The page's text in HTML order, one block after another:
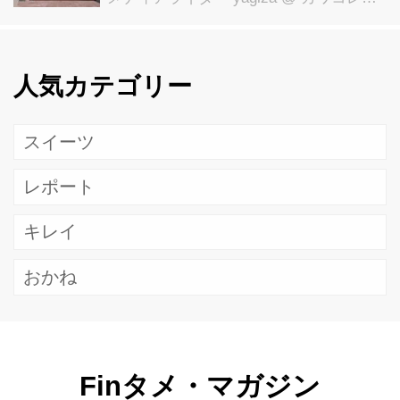
人気カテゴリー
スイーツ
レポート
キレイ
おかね
Finタメ・マガジン